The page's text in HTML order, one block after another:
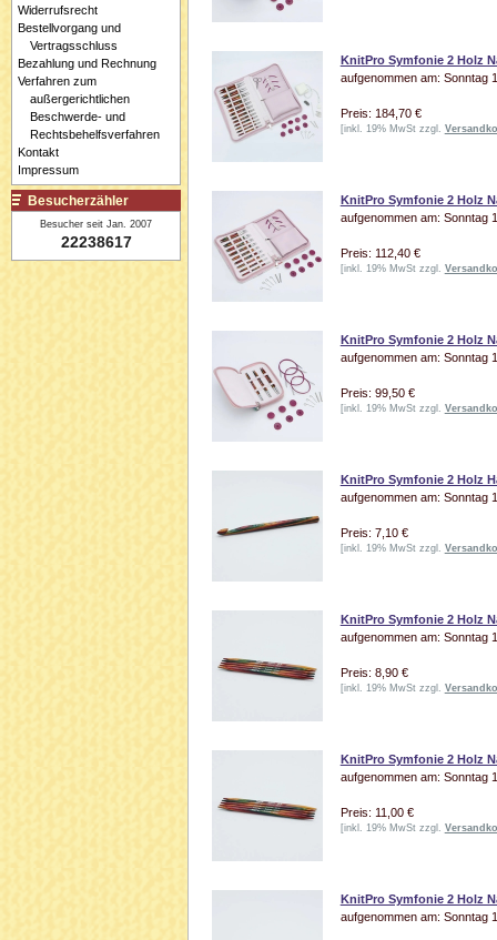
KnitPro Symfonie 2 Holz
aufgenommen am: Sonntag
Preis: 184,70 €
[inkl. 19% MwSt zzgl.
KnitPro Symfonie 2 Holz
aufgenommen am: Sonntag
Preis: 112,40 €
[inkl. 19% MwSt zzgl.
KnitPro Symfonie 2 Holz
aufgenommen am: Sonntag
Preis: 99,50 €
[inkl. 19% MwSt zzgl.
KnitPro Symfonie 2 Holz
aufgenommen am: Sonntag
Preis: 7,10 €
[inkl. 19% MwSt zzgl.
KnitPro Symfonie 2 Holz
aufgenommen am: Sonntag
Preis: 8,90 €
[inkl. 19% MwSt zzgl.
KnitPro Symfonie 2 Holz
aufgenommen am: Sonntag
Preis: 11,00 €
[inkl. 19% MwSt zzgl.
KnitPro Symfonie 2 Holz
aufgenommen am: Sonntag
Widerrufsrecht
Bestellvorgang und
Vertragsschluss
Bezahlung und Rechnung
Verfahren zum
außergerichtlichen
Beschwerde- und
Rechtsbehelfsverfahren
Kontakt
Impressum
Besucherzähler
Besucher seit Jan. 2007
22238617